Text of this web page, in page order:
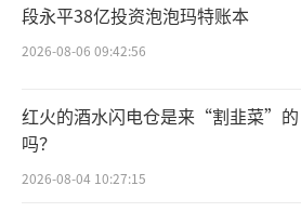
2.65%；归属于母公司股东
元，同比增长426.53%。研
第三季度收入约1亿
3%。归属于母公司股东的
段永平38亿投资泡泡玛特账本
2026-08-06 09:42:56
红火的酒水闪电仓是来“割韭菜”的
吗？
2026-08-04 10:27:15